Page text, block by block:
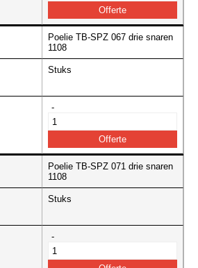
Poelie TB-SPZ 067 drie snaren
1108
Stuks
-
Poelie TB-SPZ 071 drie snaren
1108
Stuks
-